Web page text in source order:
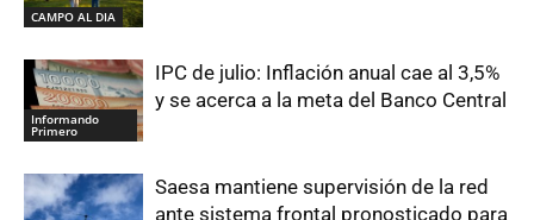
CAMPO AL DIA
Informando
Primero
IPC de julio: Inflación anual cae al 3,5%
y se acerca a la meta del Banco Central
Saesa mantiene supervisión de la red
ante sistema frontal pronosticado para